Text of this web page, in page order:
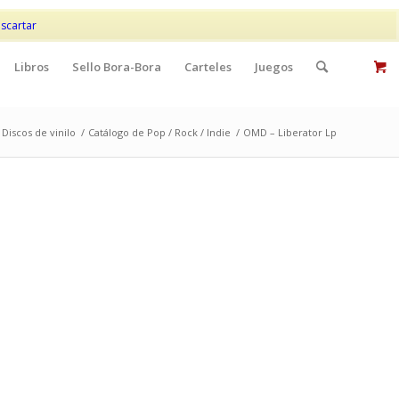
Mi cuenta Contacto
Libros Sello Bora-Bora Carteles Juegos
Discos de vinilo / Catálogo de Pop / Rock / Indie / OMD – Liberator Lp